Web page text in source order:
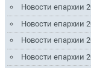
Новости епархии
Новости епархии
Новости епархии
Новости епархии